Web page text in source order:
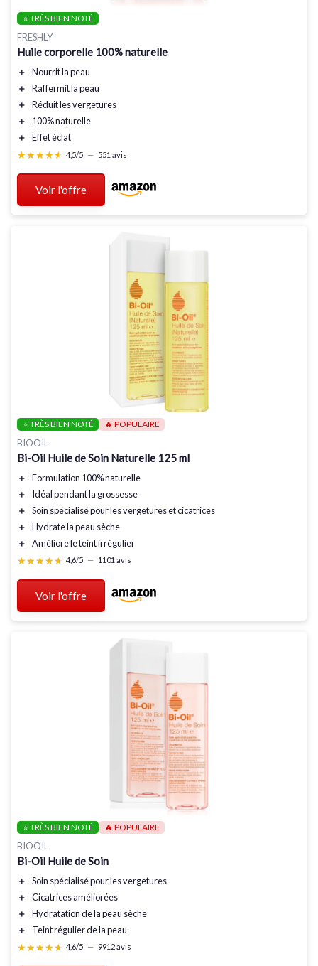
⭐ TRÈS BIEN NOTÉ
FRESHLY
Huile corporelle 100% naturelle
＋ Nourritla peau
＋
Raffermitla peau
＋
Réduitles vergetures
＋
100% naturelle
＋
Effetéclat
★★★★★
★★★★★ 4,5/5 — 551 avis
Voir l'offre
⭐ TRÈS BIEN NOTÉ 🔥 POPULAIRE
BIOOIL
Bi-Oil Huile de Soin Naturelle 125 ml
＋
Formulation 100% naturelle
＋
Idéal pendant la grossesse
＋
Soin spécialisépour les vergetures et cicatrices
＋
Hydrate la peau sèche
＋
Améliore le teint irrégulier
★★★★★
★★★★★ 4,6/5 — 1101 avis
Voir l'offre
⭐ TRÈS BIEN NOTÉ 🔥 POPULAIRE
BIOOIL
Bi-Oil Huile de Soin
＋ Soin spécialisé pour lesvergetures
＋
Cicatricesaméliorées
＋
Hydratationde la peau sèche
＋
Teint régulierde la peau
★★★★★
★★★★★ 4,6/5 — 9912 avis